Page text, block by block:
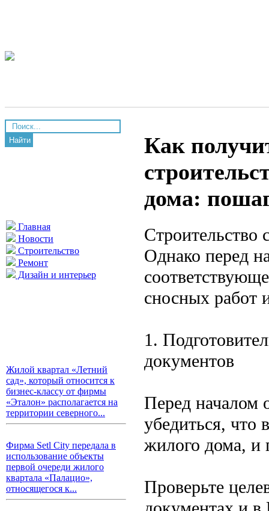
Найти
Главная
Новости
Строительство
Ремонт
Дизайн и интерьер
Жилой квартал «Летний
сад», который относится к
бизнес-классу от фирмы
«Эталон» располагается на
территории северного...
Фирма Setl City передала в
использование объекты
первой очереди жилого
квартала «Палацио»,
относящегося к...
Как
дома:
Однако перед
сносных работ
1.
документов
Перед началом
убедиться, что
жилого дома, и
Проверьте